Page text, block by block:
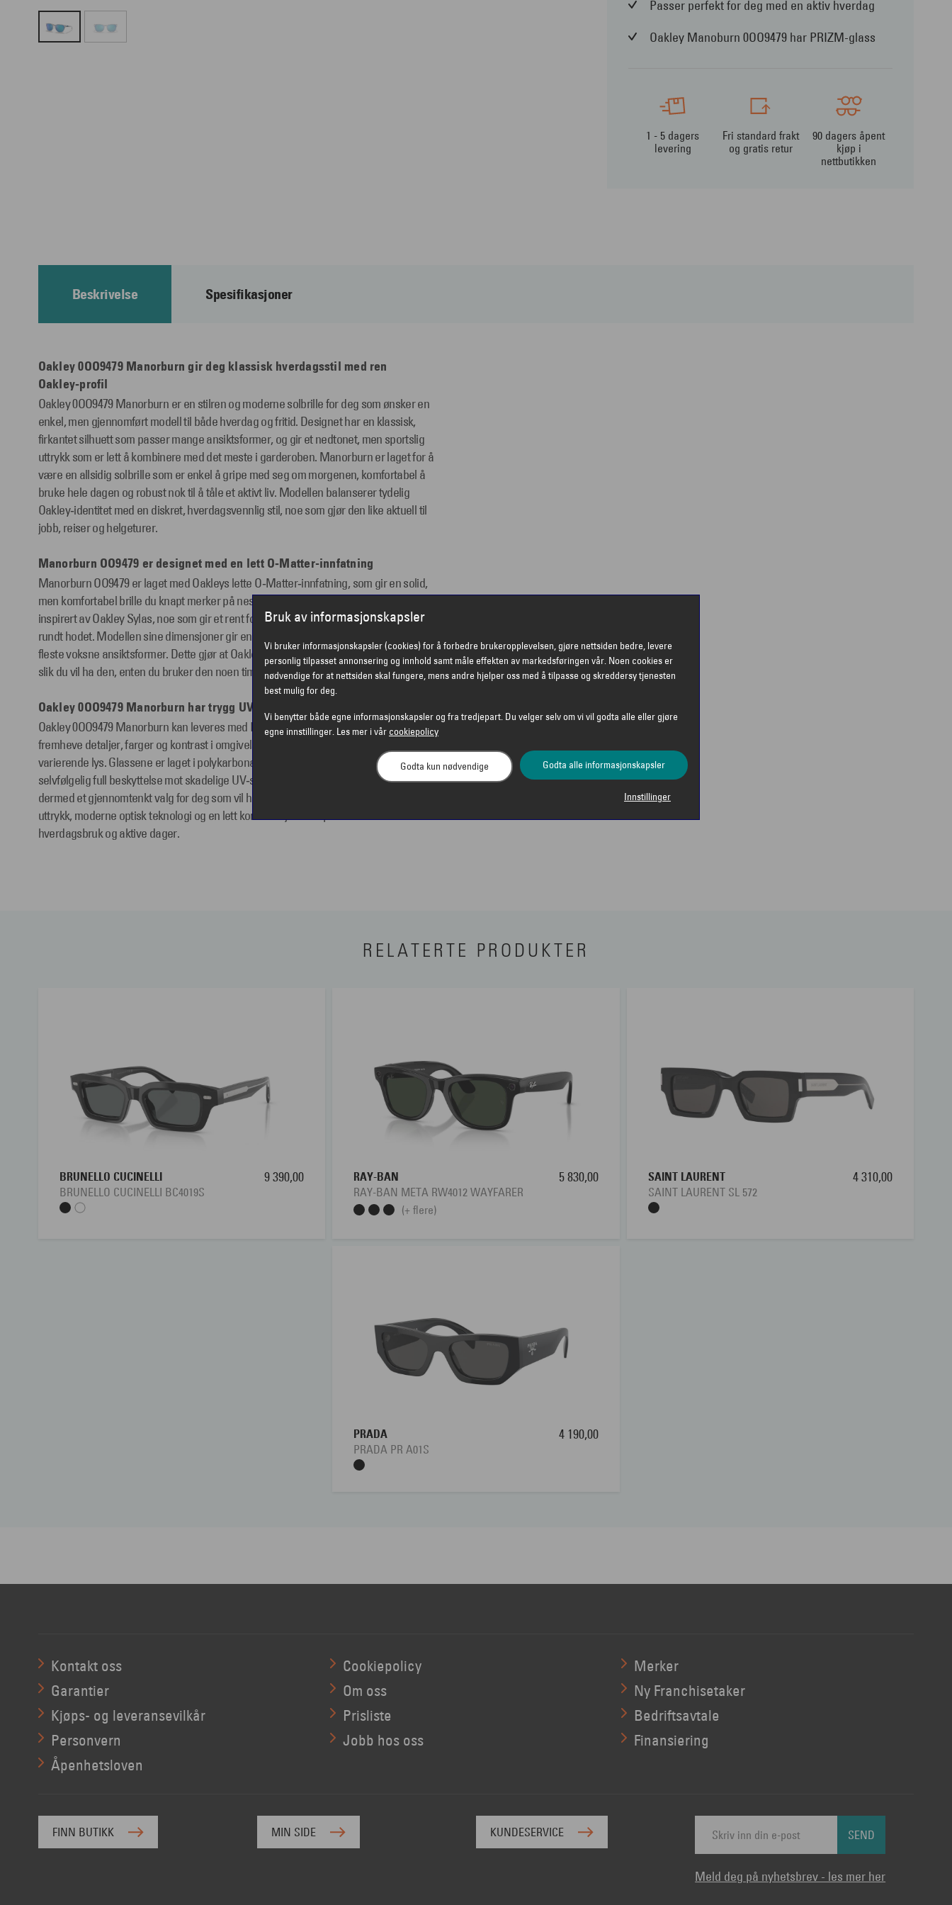
Passer perfekt for deg med en aktiv hverdag
Oakley Manoburn 0OO9479 har PRIZM-glass
1 - 5 dagers
levering
Fri standard frakt
og gratis retur
90 dagers åpent
kjøp i
nettbutikken
Beskrivelse Spesifikasjoner
Oakley 0OO9479 Manorburn gir deg klassisk hverdagsstil med ren
Oakley‑profil
Oakley 0OO9479 Manorburn er en stilren og moderne solbrille for deg som ønsker en
enkel, men gjennomført modell til både hverdag og fritid. Designet har en klassisk,
firkantet silhuett som passer mange ansiktsformer, og gir et nedtonet, men sportslig
uttrykk som er lett å kombinere med det meste i garderoben. Manorburn er laget for å
være en allsidig solbrille som er enkel å gripe med seg om morgenen, komfortabel å
bruke hele dagen og robust nok til å tåle et aktivt liv. Modellen balanserer tydelig
Oakley‑identitet med en diskret, hverdagsvennlig stil, noe som gjør den like aktuell til
jobb, reiser og helgeturer.
Manorburn OO9479 er designet med en lett O‑Matter-innfatning
Manorburn OO9479 er laget med Oakleys lette O‑Matter‑innfatning, som gir en solid,
men komfortabel brille du knapt merker på nesen. Innfatningen har en rett stanglinje
inspirert av Oakley Sylas, noe som gir et rent formspråk og en følelse av stabilitet
rundt hodet. Modellen sine dimensjoner gir en jevn og balansert passform for de
fleste voksne ansiktsformer. Dette gjør at Oakley 0OO9479 Manorburn sitter akkurat
slik du vil ha den, enten du bruker den noen timer eller hele dagen.
Oakley 0OO9479 Manorburn har trygg UV‑beskyttelse for allsidig bruk
Oakley 0OO9479 Manorburn kan leveres med Prizm‑glass som er utviklet for å
fremheve detaljer, farger og kontrast i omgivelsene, slik at du ser tydeligere i
varierende lys. Glassene er laget i polykarbonat for lav vekt og høy slagstyrke, og gir
selvfølgelig full beskyttelse mot skadelige UV‑stråler. Oakley 0OO9479 Manorburn er
dermed et gjennomtenkt valg for deg som vil ha en allsidig solbrille med klassisk
uttrykk, moderne optisk teknologi og en lett konstruksjon som passer både
hverdagsbruk og aktive dager.
RELATERTE PRODUKTER
BRUNELLO CUCINELLI
BRUNELLO CUCINELLI BC4019S
9 390,00
RAY-BAN
RAY-BAN META RW4012 WAYFARER
5 830,00
(+ flere)
SAINT LAURENT
SAINT LAURENT SL 572
4 310,00
PRADA
PRADA PR A01S
4 190,00
Kontakt oss
Garantier
Kjøps- og leveransevilkår
Personvern
Åpenhetsloven
Cookiepolicy
Om oss
Prisliste
Jobb hos oss
Merker
Ny Franchisetaker
Bedriftsavtale
Finansiering
FINN BUTIKK MIN SIDE KUNDESERVICE SEND
Meld deg på nyhetsbrev - les mer her
Bruk av informasjonskapsler
Vi bruker informasjonskapsler (cookies) for å forbedre brukeropplevelsen, gjøre nettsiden bedre, levere
personlig tilpasset annonsering og innhold samt måle effekten av markedsføringen vår. Noen cookies er
nødvendige for at nettsiden skal fungere, mens andre hjelper oss med å tilpasse og skreddersy tjenesten
best mulig for deg.
Vi benytter både egne informasjonskapsler og fra tredjepart. Du velger selv om vi vil godta alle eller gjøre
egne innstillinger. Les mer i vår cookiepolicy
Godta alle informasjonskapsler
Godta kun nødvendige
Innstillinger